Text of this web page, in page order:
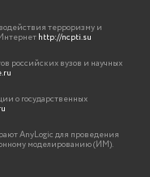
терроризму и
http://ncpti.su
российских вузов и научных
о государственных
AnyLogic для проведения
моделированию (ИМ).